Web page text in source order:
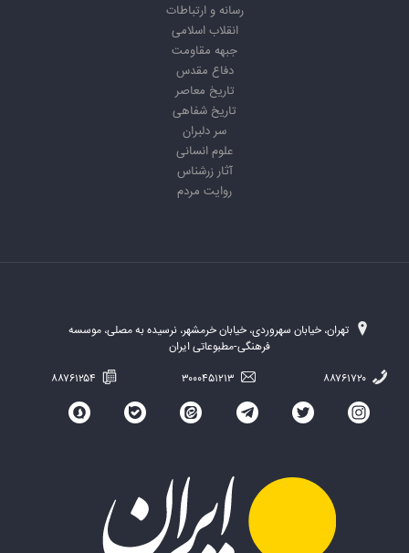
رسانه و ارتباطات
انقلاب اسلامی
جبهه مقاومت
دفاع مقدس
تاریخ معاصر
تاریخ شفاهی
سر دلبران
علوم انسانی
آثار زرشناس
روایت مردم
تهران، خیابان سهروردی، خیابان خرمشهر، نرسیده به مصلی، موسسه
فرهنگی-مطبوعاتی ایران